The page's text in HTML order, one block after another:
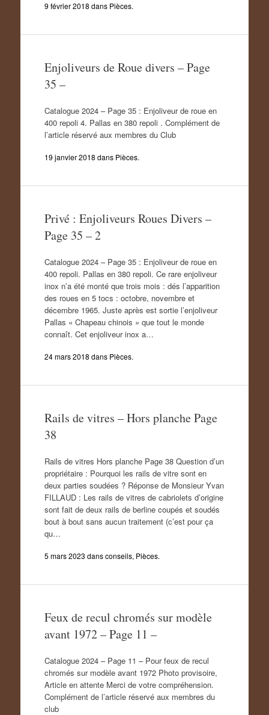
9 février 2018 dans Pièces.
Enjoliveurs de Roue divers – Page
35 –
Catalogue 2024 – Page 35 : Enjoliveur de roue en
400 repoli 4. Pallas en 380 repoli . Complément de
l’article réservé aux membres du Club
19 janvier 2018 dans Pièces.
Privé : Enjoliveurs Roues Divers –
Page 35 – 2
Catalogue 2024 – Page 35 : Enjoliveur de roue en
400 repoli. Pallas en 380 repoli. Ce rare enjoliveur
inox n’a été monté que trois mois : dés l’apparition
des roues en 5 tocs : octobre, novembre et
décembre 1965. Juste après est sortie l’enjoliveur
Pallas « Chapeau chinois » que tout le monde
connaît. Cet enjoliveur inox a…
24 mars 2018 dans Pièces.
Rails de vitres – Hors planche Page
38
Rails de vitres Hors planche Page 38 Question d’un
propriétaire : Pourquoi les rails de vitre sont en
deux parties soudées ? Réponse de Monsieur Yvan
FILLAUD : Les rails de vitres de cabriolets d’origine
sont fait de deux rails de berline coupés et soudés
bout à bout sans aucun traitement (c’est pour ça
qu…
5 mars 2023 dansconseils, Pièces.
Feux de recul chromés sur modèle
avant 1972 – Page 11 –
Catalogue 2024 – Page 11 – Pour feux de recul
chromés sur modèle avant 1972 Photo provisoire,
Article en attente Merci de votre compréhension.
Complément de l’article réservé aux membres du
club